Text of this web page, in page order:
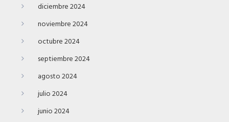
diciembre 2024
noviembre 2024
octubre 2024
septiembre 2024
agosto 2024
julio 2024
junio 2024